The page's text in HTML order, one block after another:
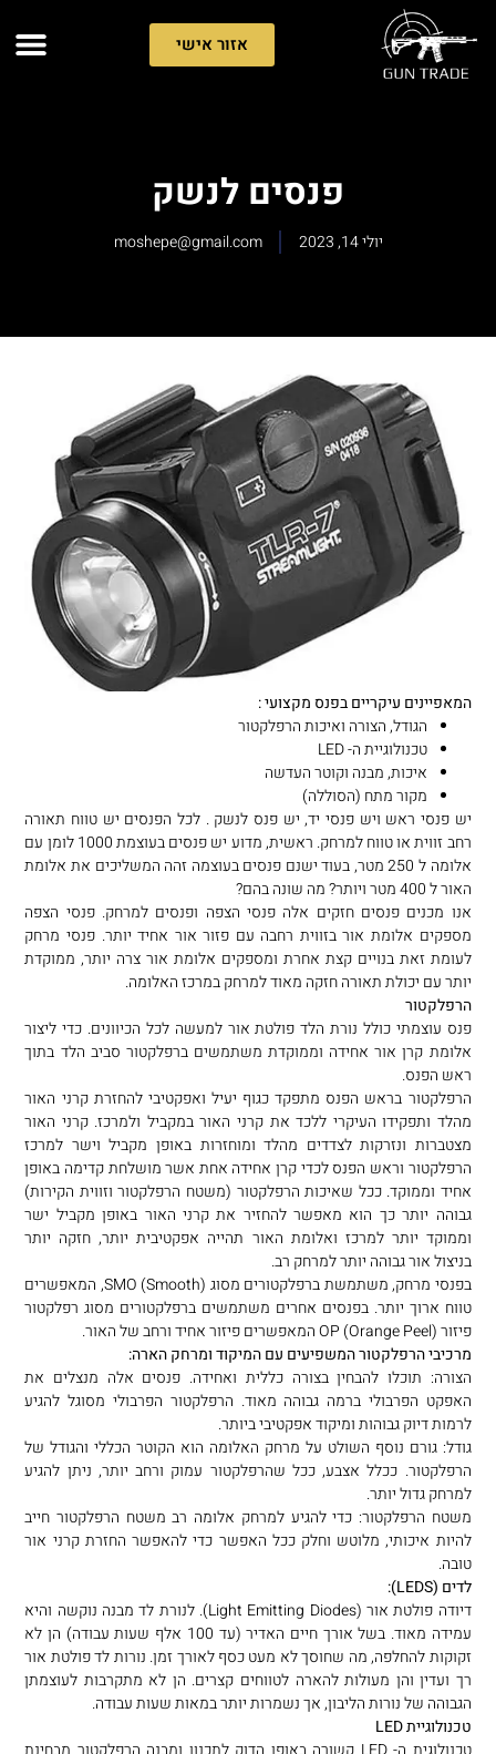
אזור אישי
פנסים לנשק
יולי 14, 2023 moshepe@gmail.com
המאפיינים עיקריים בפנס מקצועי :
הגודל, הצורה ואיכות הרפלקטור
טכנולוגיית ה- LED
איכות, מבנה וקוטר העדשה
מקור מתח (הסוללה)
יש פנסי ראש ויש פנסי יד, יש פנס לנשק . לכל הפנסים יש טווח תאורה
רחב זווית או טווח למרחק. ראשית, מדוע יש פנסים בעוצמת 1000 לומן עם
אלומה ל 250 מטר, בעוד ישנם פנסים בעוצמה זהה המשליכים את אלומת
האור ל 400 מטר ויותר? מה שונה בהם?
אנו מכנים פנסים חזקים אלה פנסי הצפה ופנסים למרחק. פנסי הצפה
מספקים אלומת אור בזווית רחבה עם פזור אור אחיד יותר. פנסי מרחק
לעומת זאת בנויים קצת אחרת ומספקים אלומת אור צרה יותר, ממוקדת
יותר עם יכולת תאורה חזקה מאוד למרחק במרכז האלומה.
הרפלקטור
פנס עוצמתי כולל נורת הלד פולטת אור למעשה לכל הכיוונים. כדי ליצור
אלומת קרן אור אחידה וממוקדת משתמשים ברפלקטור סביב הלד בתוך
ראש הפנס.
הרפלקטור בראש הפנס מתפקד כגוף יעיל ואפקטיבי להחזרת קרני האור
מהלד ותפקידו העיקרי ללכד את קרני האור במקביל ולמרכז. קרני האור
מצטברות ונזרקות לצדדים מהלד ומוחזרות באופן מקביל וישר למרכז
הרפלקטור וראש הפנס לכדי קרן אחידה אחת אשר מושלחת קדימה באופן
אחיד וממוקד. ככל שאיכות הרפלקטור (משטח הרפלקטור וזווית הקירות)
גבוהה יותר כך הוא מאפשר להחזיר את קרני האור באופן מקביל ישר
וממוקד יותר למרכז ואלומת האור תהייה אפקטיבית יותר, חזקה יותר
בניצול אור גבוהה יותר למרחק רב.
בפנסי מרחק, משתמשת ברפלקטורים מסוג SMO (Smooth), המאפשרים
טווח ארוך יותר. בפנסים אחרים משתמשים ברפלקטורים מסוג רפלקטור
פיזור OP (Orange Peel) המאפשרים פיזור אחיד ורחב של האור.
מרכיבי הרפלקטור המשפיעים עם המיקוד ומרחק הארה:
הצורה: תוכלו להבחין בצורה כללית ואחידה. פנסים אלה מנצלים את
האפקט הפרבולי ברמה גבוהה מאוד. הרפלקטור הפרבולי מסוגל להגיע
לרמות דיוק גבוהות ומיקוד אפקטיבי ביותר.
גודל: גורם נוסף השולט על מרחק האלומה הוא הקוטר הכללי והגודל של
הרפלקטור. ככלל אצבע, ככל שהרפלקטור עמוק ורחב יותר, ניתן להגיע
למרחק גדול יותר.
משטח הרפלקטור: כדי להגיע למרחק אלומה רב משטח הרפלקטור חייב
להיות איכותי, מלוטש וחלק ככל האפשר כדי להאפשר החזרת קרני אור
טובה.
לדים (LEDS):
דיודה פולטת אור (Light Emitting Diodes). לנורת לד מבנה נוקשה והיא
עמידה מאוד. בשל אורך חיים האדיר (עד 100 אלף שעות עבודה) הן לא
זקוקות להחלפה, מה שחוסך לא מעט כסף לאורך זמן. נורות לד פולטת אור
רך ועדין והן מעולות להארה לטווחים קצרים. הן לא מתקרבות לעוצמתן
הגבוהה של נורות הליבון, אך נשמרות יותר במאות שעות עבודה.
טכנולוגיית LED